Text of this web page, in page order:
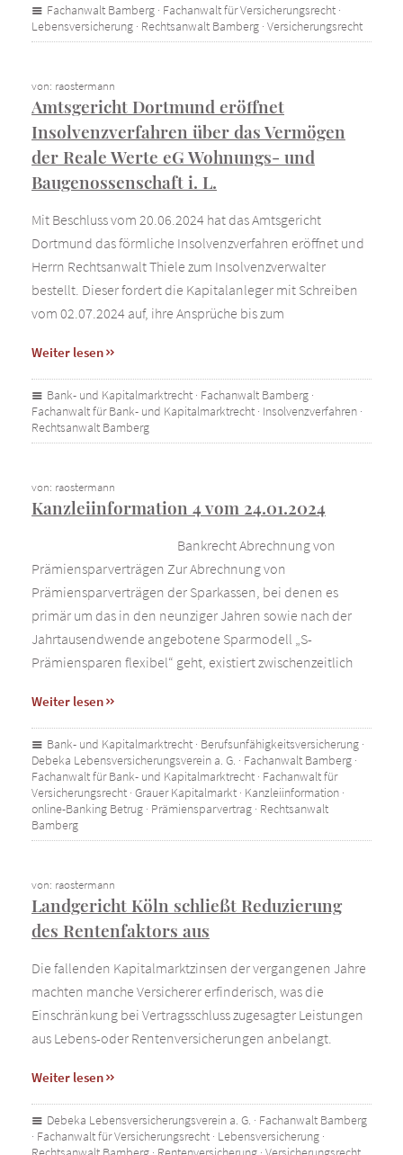
Fachanwalt Bamberg · Fachanwalt für Versicherungsrecht ·
Lebensversicherung · Rechtsanwalt Bamberg · Versicherungsrecht
von: raostermann
Amtsgericht Dortmund eröffnet
Insolvenzverfahren über das Vermögen
der Reale Werte eG Wohnungs- und
Baugenossenschaft i. L.
Mit Beschluss vom 20.06.2024 hat das Amtsgericht
Dortmund das förmliche Insolvenzverfahren eröffnet und
Herrn Rechtsanwalt Thiele zum Insolvenzverwalter
bestellt. Dieser fordert die Kapitalanleger mit Schreiben
vom 02.07.2024 auf, ihre Ansprüche bis zum
Weiter lesen
Bank- und Kapitalmarktrecht · Fachanwalt Bamberg ·
Fachanwalt für Bank- und Kapitalmarktrecht · Insolvenzverfahren ·
Rechtsanwalt Bamberg
von: raostermann
Kanzleiinformation 4 vom 24.01.2024
Bankrecht Abrechnung von
Prämiensparverträgen Zur Abrechnung von
Prämiensparverträgen der Sparkassen, bei denen es
primär um das in den neunziger Jahren sowie nach der
Jahrtausendwende angebotene Sparmodell „S-
Prämiensparen flexibel“ geht, existiert zwischenzeitlich
Weiter lesen
Bank- und Kapitalmarktrecht · Berufsunfähigkeitsversicherung ·
Debeka Lebensversicherungsverein a. G. · Fachanwalt Bamberg ·
Fachanwalt für Bank- und Kapitalmarktrecht · Fachanwalt für
Versicherungsrecht · Grauer Kapitalmarkt · Kanzleiinformation ·
online-Banking Betrug · Prämiensparvertrag · Rechtsanwalt
Bamberg
von: raostermann
Landgericht Köln schließt Reduzierung
des Rentenfaktors aus
Die fallenden Kapitalmarktzinsen der vergangenen Jahre
machten manche Versicherer erfinderisch, was die
Einschränkung bei Vertragsschluss zugesagter Leistungen
aus Lebens-oder Rentenversicherungen anbelangt.
Weiter lesen
Debeka Lebensversicherungsverein a. G. · Fachanwalt Bamberg
· Fachanwalt für Versicherungsrecht · Lebensversicherung ·